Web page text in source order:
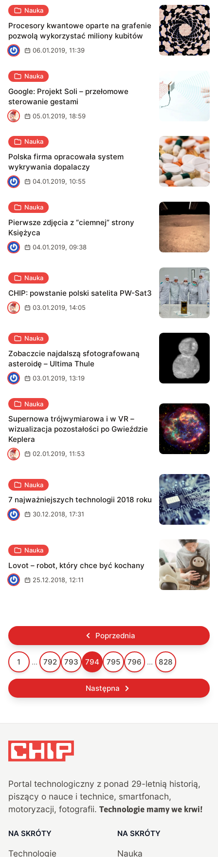
Nauka
Procesory kwantowe oparte na grafenie
pozwolą wykorzystać miliony kubitów
J
06.01.2019, 11:39
Nauka
Google: Projekt Soli – przełomowe
sterowanie gestami
S
05.01.2019, 18:59
Nauka
Polska firma opracowała system
wykrywania dopalaczy
M
04.01.2019, 10:55
Nauka
Pierwsze zdjęcia z “ciemnej” strony
Księżyca
J
04.01.2019, 09:38
Nauka
CHIP: powstanie polski satelita PW-Sat3
S
03.01.2019, 14:05
Nauka
Zobaczcie najdalszą sfotografowaną
asteroidę – Ultima Thule
M
03.01.2019, 13:19
Nauka
Supernowa trójwymiarowa i w VR –
wizualizacja pozostałości po Gwieździe
Keplera
S
02.01.2019, 11:53
Nauka
7 najważniejszych technologii 2018 roku
J
30.12.2018, 17:31
Nauka
Lovot – robot, który chce być kochany
J
25.12.2018, 12:11
Poprzednia
1 ... 792 793 794 795 796 ... 828
Następna
Portal technologiczny z ponad 29-letnią historią,
piszący o nauce i technice, smartfonach,
motoryzacji, fotografii. Technologie mamy we krwi!
NA SKRÓTY
Technologie
NA SKRÓTY
Nauka